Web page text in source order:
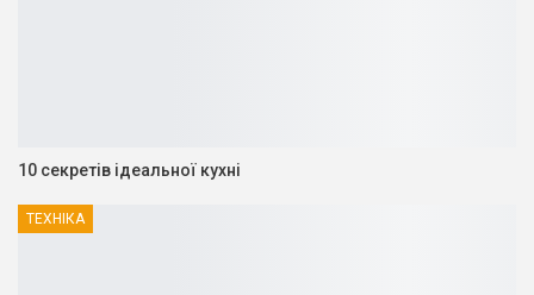
10 секретів ідеальної кухні
ТЕХНІКА